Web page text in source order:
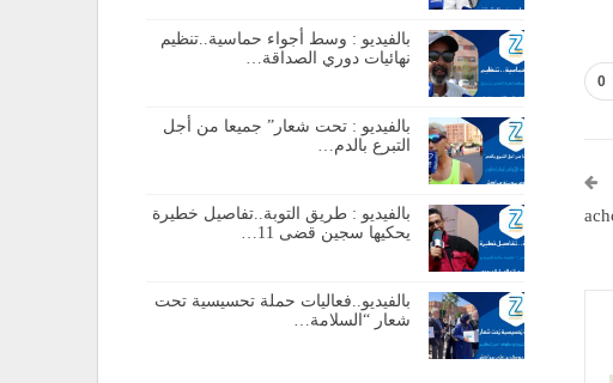
0
بالفيديو : وسط أجواء حماسية..تنظيم
نهائيات دوري الصداقة…
بالفيديو : تحت شعار” جميعا من أجل
التبرع بالدم…
بالفيديو : طريق التوبة..تفاصيل خطيرة
يحكيها سجين قضى 11…
بالفيديو..فعاليات حملة تحسيسية تحت
شعار “السلامة…